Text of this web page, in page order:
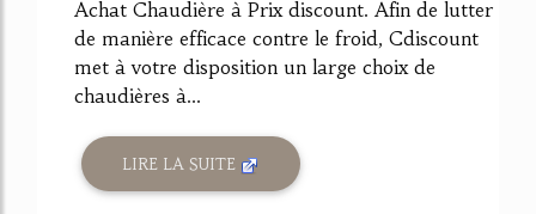
Achat Chaudière à Prix discount. Afin de lutter
de manière efficace contre le froid, Cdiscount
met à votre disposition un large choix de
chaudières à...
LIRE LA SUITE